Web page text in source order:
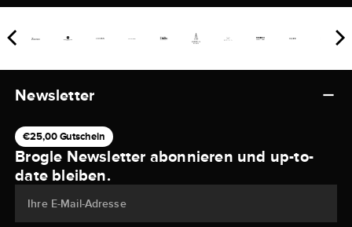
Newsletter
€25,00 Gutschein
Brogle Newsletter abonnieren und up-to-
date bleiben.
Ihre E-Mail-Adresse